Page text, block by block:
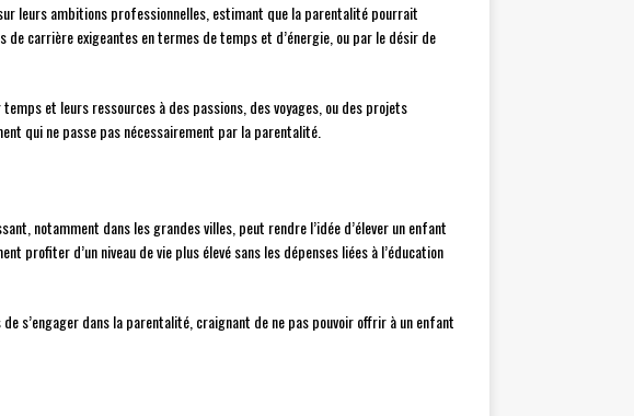
leurs ambitions professionnelles, estimant que la parentalité pourrait
carrière exigeantes en termes de temps et d’énergie, ou par le désir de
temps et leurs ressources à des passions, des voyages, ou des projets
qui ne passe pas nécessairement par la parentalité.
notamment dans les grandes villes, peut rendre l’idée d’élever un enfant
d’un niveau de vie plus élevé sans les dépenses liées à l’éducation
s’engager dans la parentalité, craignant de ne pas pouvoir offrir à un enfant